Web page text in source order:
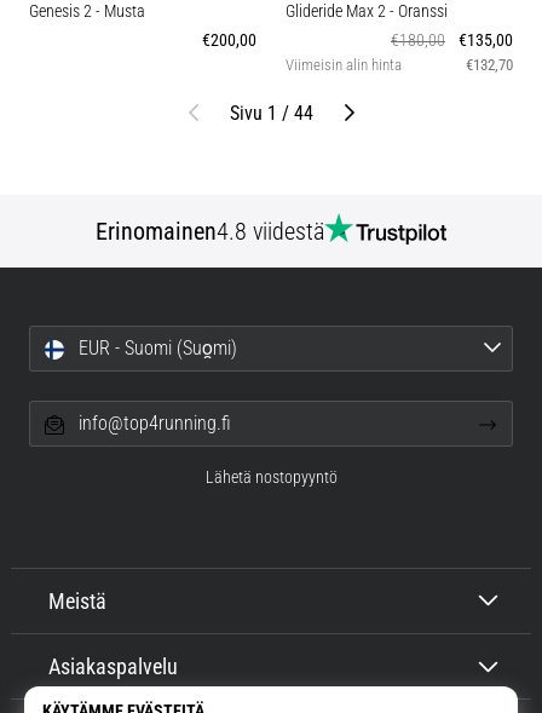
Genesis 2- Musta
€200,00
Glideride Max 2- Oranssi
€180,00
€135,00
Viimeisin alin hinta €132,70
EdellinenSivu 1 / 44 Seuraava
Erinomainen4.8 viidestä
Meistä
Asiakaspalvelu
EUR - Suomi (Suo̯mi)
info@top4running.fi
Lähetä nostopyyntö